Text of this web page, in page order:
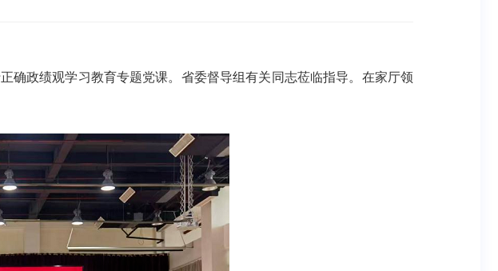
确政绩观学习教育专题党课。省委督导组有关同志莅临指导。在家厅领